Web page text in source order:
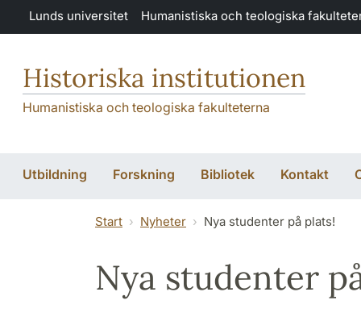
Hoppa till huvudinnehåll
Lunds universitet Humanistiska och teologiska
Historiska institutionen
Humanistiska och teologiska fakulteterna
Utbildning Forskning Bibliotek Kontakt
Start Nyheter Nya studenter på plats!
Nya studenter